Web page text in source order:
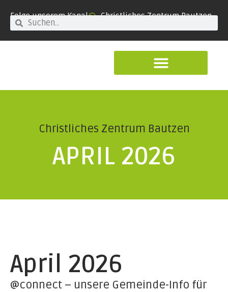
Folge unserem Kanal Christliches Zentrum Bautzen
Christliches Zentrum Bautzen
APRIL 2026
April 2026
@connect – unsere Gemeinde-Info für